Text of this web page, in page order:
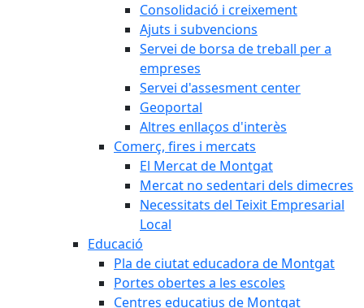
Consolidació i creixement
Ajuts i subvencions
Servei de borsa de treball per a
empreses
Servei d'assesment center
Geoportal
Altres enllaços d'interès
Comerç, fires i mercats
El Mercat de Montgat
Mercat no sedentari dels dimecres
Necessitats del Teixit Empresarial
Local
Educació
Pla de ciutat educadora de Montgat
Portes obertes a les escoles
Centres educatius de Montgat